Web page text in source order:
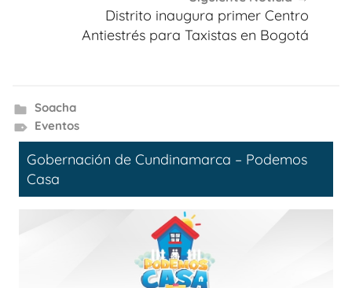
Distrito inaugura primer Centro
Antiestrés para Taxistas en Bogotá
Soacha
Eventos
Gobernación de Cundinamarca – Podemos
Casa